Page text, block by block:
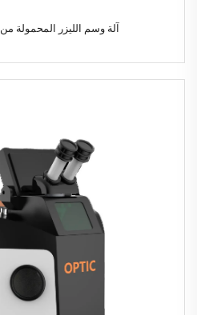
آلة وسم الليزر المحمولة من Lithium Supply